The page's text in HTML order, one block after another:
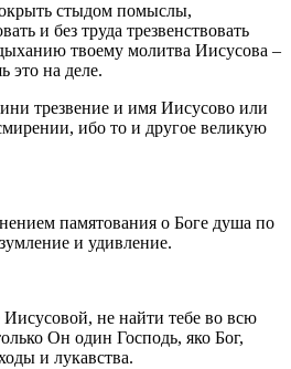
стыдом помыслы,
и без труда трезвенствовать
твоему молитва Иисусова –
это на деле.
трезвение и имя Иисусово или
ибо то и другое великую
памятования о Боге душа по
и удивление.
не найти тебе во всю
Он один Господь, яко Бог,
и лукавства.